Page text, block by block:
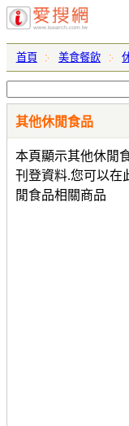
首頁 美食餐飲
其他休閒食品
本頁顯示其他休閒
刊登資料.您可以在
閒食品相關商品